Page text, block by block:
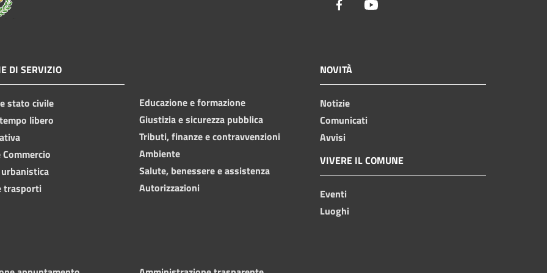
Facebook
DI SERVIZIO
stato civile
libero
trasporti
Educazione e formazione
Giustizia e sicurezza pubblica
Tributi, finanze e contravvenzioni
Ambiente
Salute, benessere e assistenza
Autorizzazioni
NOVITÀ
Notizie
Comunicati
Avvisi
VIVERE IL COMUNE
Eventi
Luoghi